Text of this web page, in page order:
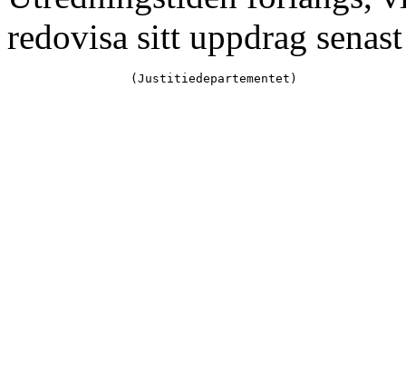
redovisa sitt uppdrag